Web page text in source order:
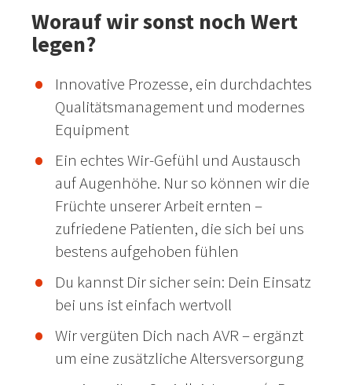
Worauf wir sonst noch Wert
legen?
Innovative Prozesse, ein durchdachtes
Qualitätsmanagement und modernes
Equipment
Ein echtes Wir-Gefühl und Austausch
auf Augenhöhe. Nur so können wir die
Früchte unserer Arbeit ernten –
zufriedene Patienten, die sich bei uns
bestens aufgehoben fühlen
Du kannst Dir sicher sein: Dein Einsatz
bei uns ist einfach wertvoll
Wir vergüten Dich nach AVR – ergänzt
um eine zusätzliche Altersversorgung